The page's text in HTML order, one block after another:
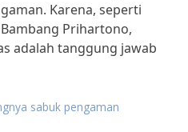
Karena, seperti
Prihartono,
adalah tanggung jawab
sabuk pengaman